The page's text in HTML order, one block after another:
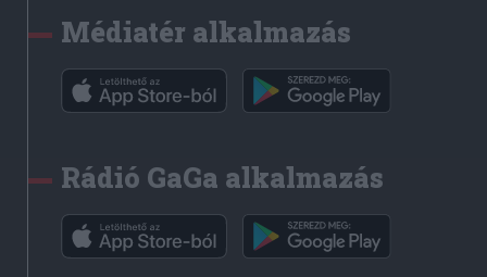
Médiatér alkalmazás
Rádió GaGa alkalmazás